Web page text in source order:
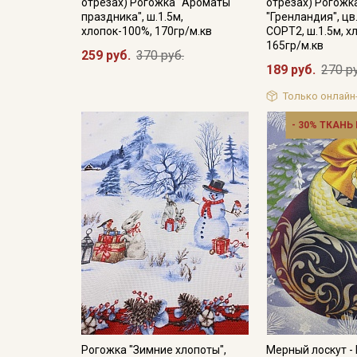
праздника", ш.1.5м,
хлопок-100%, 170гр/м.кв
259 руб. 370 руб.
"Гренландия",
СОРТ2, ш.1.5м,
165гр/м.кв
189 руб. 270
Только
Рогожка "Зимние хлопоты",
- 30%
Мерный лоскут -